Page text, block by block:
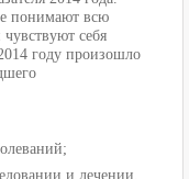
понимают всю
себя
году произошло
и лечении.